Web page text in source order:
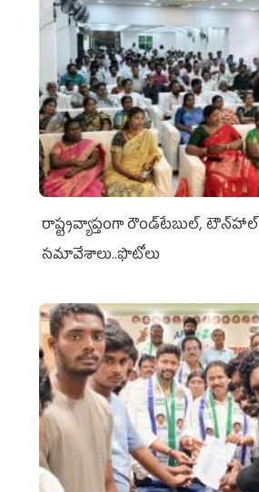
రాష్ట్రవ్యాప్తంగా రౌండ్‌టేబుల్‌, టౌన్‌హాల్‌
సమావేశాలు..ఫొటోలు